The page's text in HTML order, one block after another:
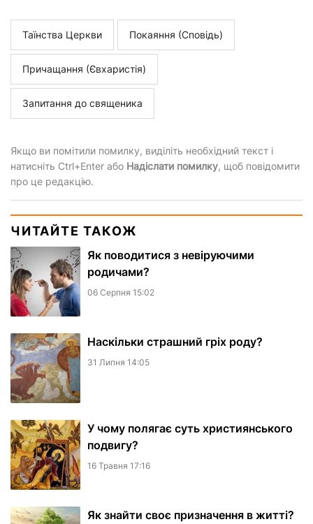
Таїнства Церкви Покаяння (Сповідь)
Причащання (Євхаристія)
Запитання до священика
Якщо ви помітили помилку, виділіть необхідний текст і
натисніть Ctrl+Enter або Надіслати помилку, щоб повідомити
про це редакцію.
ЧИТАЙТЕ ТАКОЖ
Як поводитися з невіруючими
родичами?
06 Серпня 15:02
Наскільки страшний гріх роду?
31 Липня 14:05
У чому полягає суть християнського
подвигу?
16 Травня 17:16
Як знайти своє призначення в житті?